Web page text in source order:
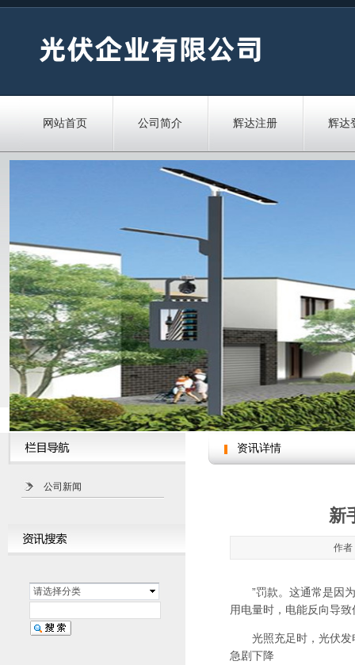
网站首页 公司简介 辉达注册 辉达
公司新闻
请选择分类
资讯详情
新
作
”罚款。这通常是因为
用电量时，电能反向导
光照充足时，光伏发
急剧下降